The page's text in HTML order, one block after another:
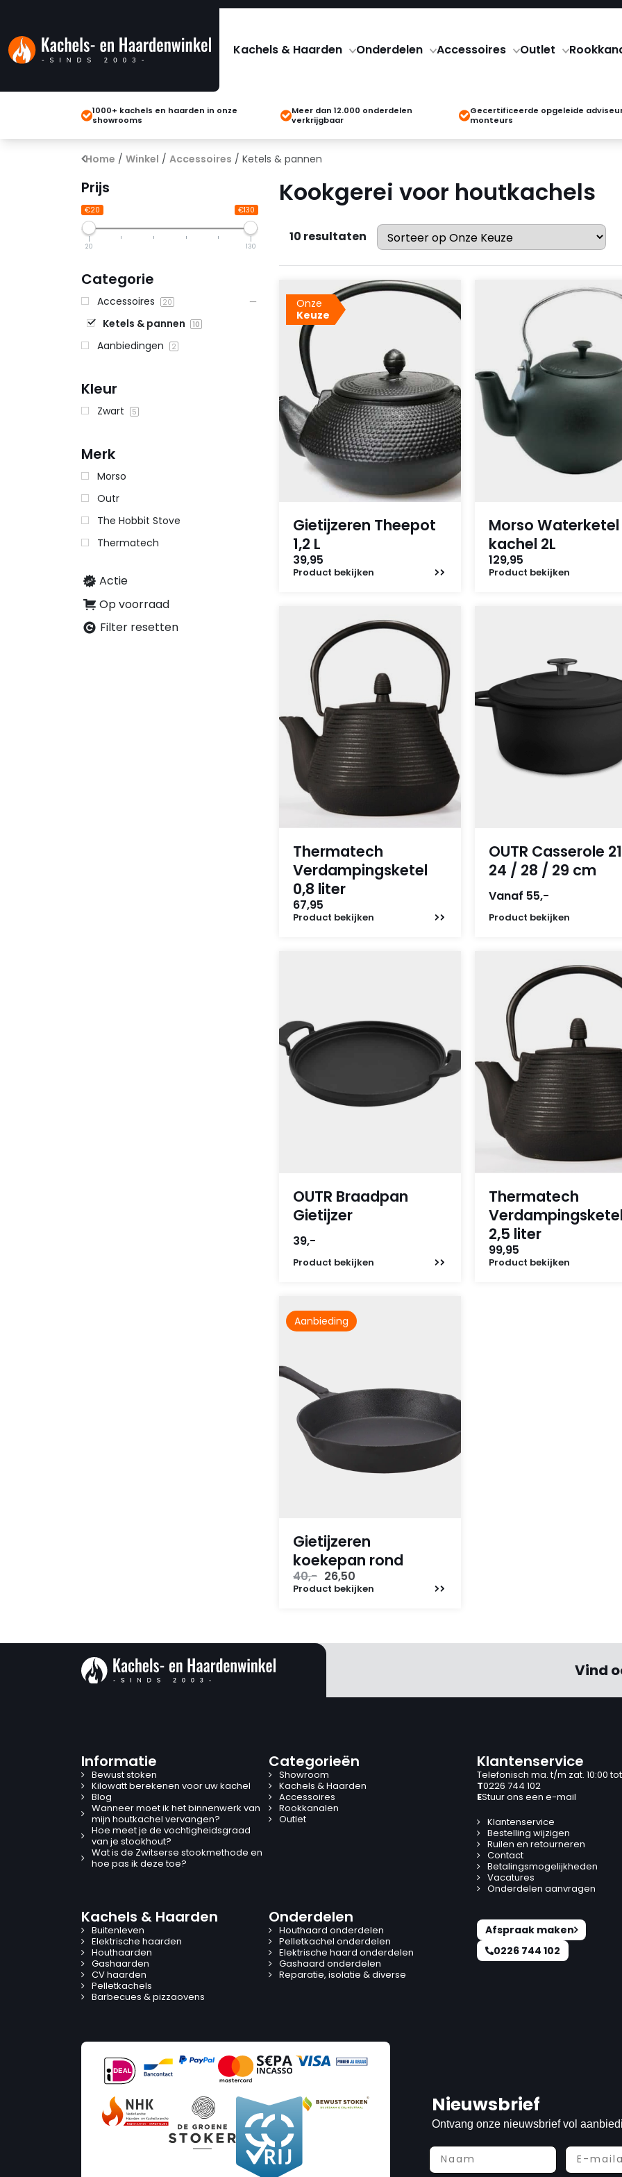
Kachels & Haarden Onderdelen Accessoires Outlet
1000+ kachels en haarden in onze
showrooms
Meer dan 12.000 onderdelen
verkrijgbaar
Gecertificeerde opgeleide
monteurs
Home / Winkel / Accessoires / Ketels & pannen
Prijs
€20 €130
20 130
Categorie
Accessoires 20
Ketels & pannen 10
Aanbiedingen 2
Kleur
Zwart 5
Merk
Morso
Outr
The Hobbit Stove
Thermatech
Actie
Op voorraad
Filter resetten
Kookgerei voor houtkachels
10 resultaten
Onze
Keuze
Gietijzeren Theepot
1,2 L
39,95
Product bekijken
Morso Waterketel
kachel 2L
129,95
Product bekijken
Thermatech
Verdampingsketel
0,8 liter
67,95
Product bekijken
OUTR Casserole
24 / 28 / 29 cm
Vanaf 55,-
Product bekijken
OUTR Braadpan
Gietijzer
39,-
Product bekijken
Thermatech
Verdampingsketel
2,5 liter
99,95
Product bekijken
Aanbieding
Gietijzeren
koekepan rond
40,- Oorspronkelijke
prijs
26,50
prijs
Product bekijken
Vind
Informatie
Bewust stoken
Kilowatt berekenen voor uw kachel
Blog
Wanneer moet ik het binnenwerk van
mijn houtkachel vervangen?
Hoe meet je de vochtigheidsgraad
van je stookhout?
Wat is de Zwitserse stookmethode en
hoe pas ik deze toe?
Categorieën
Showroom
Kachels & Haarden
Accessoires
Rookkanalen
Outlet
Kachels & Haarden
Buitenleven
Elektrische haarden
Houthaarden
Gashaarden
CV haarden
Pelletkachels
Barbecues & pizzaovens
Onderdelen
Houthaard onderdelen
Pelletkachel onderdelen
Elektrische haard onderdelen
Gashaard onderdelen
Reparatie, isolatie & diverse
Klantenservice
Telefonisch ma. t/m zat. 10:00 tot
T0226 744 102
EStuur ons een e-mail
Klantenservice
Bestelling wijzigen
Ruilen en retourneren
Contact
Betalingsmogelijkheden
Vacatures
Onderdelen aanvragen
Afspraak maken
0226 744 102
Nieuwsbrief
Ontvang onze nieuwsbrief vol